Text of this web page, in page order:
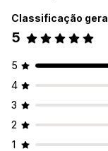
Classificação geral
5
5
4
3
2
1